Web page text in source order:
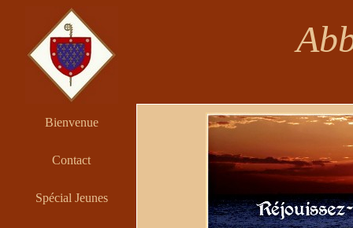
Bienvenue
Contact
Spécial Jeunes